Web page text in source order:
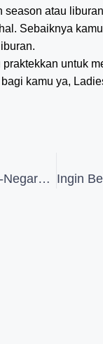
atau
Sebaiknya
untuk
kamu ya,
Suka Berbelanja? Ini Negara-Negara Surga Shoping Dunia